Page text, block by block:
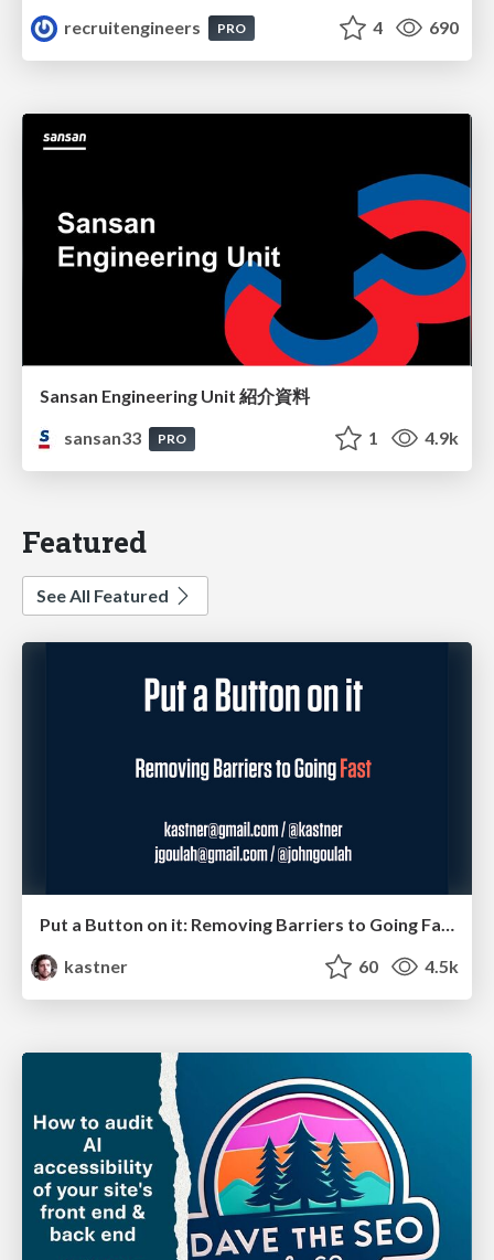
recruitengineers
PRO 4 690
Sansan Engineering Unit 紹介資料
sansan33
PRO 1 4.9k
Featured
See All Featured
Put a Button on it: Removing Barriers to Going Fast.
kastner
60 4.5k